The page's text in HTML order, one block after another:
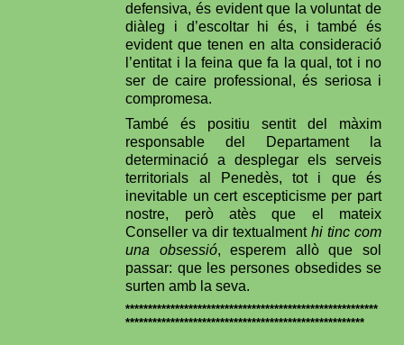
defensiva, és evident que la voluntat de
diàleg i d’escoltar hi és, i també és
evident que tenen en alta consideració
l’entitat i la feina que fa la qual, tot i no
ser de caire professional, és seriosa i
compromesa.
També és positiu sentit del màxim
responsable del Departament la
determinació a desplegar els serveis
territorials al Penedès, tot i que és
inevitable un cert escepticisme per part
nostre, però atès que el mateix
Conseller va dir textualmenthi tinc com
una obsessió, esperem allò que sol
passar: que les persones obsedides se
surten amb la seva.
********************************************************
*****************************************************